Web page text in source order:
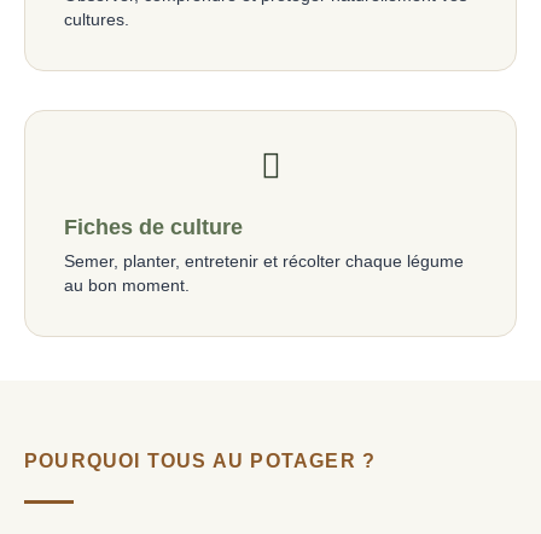
cultures.
Fiches de culture
Semer, planter, entretenir et récolter chaque légume
au bon moment.
POURQUOI TOUS AU POTAGER ?